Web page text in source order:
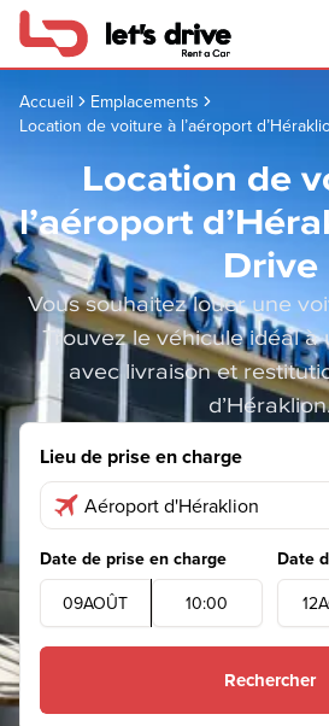
Accueil
Emplacements
Location de voiture à l’aéroport
Location de
l’aéroport
Drive
Vous souhaitez louer une
Trouvez le véhicule idéal à
avec livraison et
Lieu de prise en charge
Date de prise en charge
09AOÛT 10:00
Date
12
Rechercher